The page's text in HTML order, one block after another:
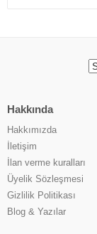
Hakkında
Hakkımızda
İletişim
İlan verme kuralları
Üyelik Sözleşmesi
Gizlilik Politikası
Blog & Yazılar